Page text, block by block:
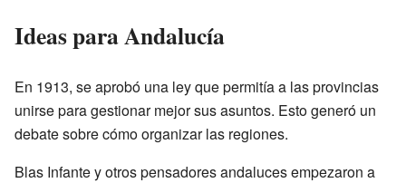
Ideas para Andalucía
En 1913, se aprobó una ley que permitía a las provincias
unirse para gestionar mejor sus asuntos. Esto generó un
debate sobre cómo organizar las regiones.
Blas Infante y otros pensadores andaluces empezaron a